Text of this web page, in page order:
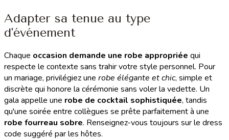
Adapter sa tenue au type
d'événement
Chaque occasion demande une robe appropriée qui
respecte le contexte sans trahir votre style personnel. Pour
un mariage, privilégiez une robe élégante et chic, simple et
discrète qui honore la cérémonie sans voler la vedette. Un
gala appelle une robe de cocktail sophistiquée, tandis
qu'une soirée entre collègues se prête parfaitement à une
robe fourreau sobre. Renseignez-vous toujours sur le dress
code suggéré par les hôtes.